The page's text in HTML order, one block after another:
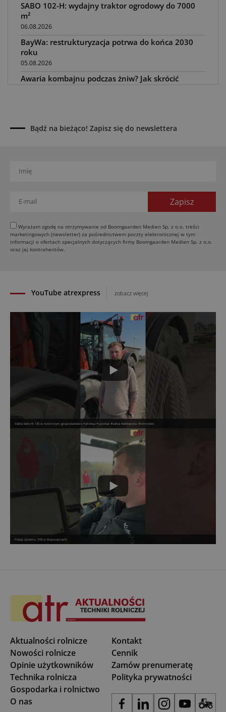
SABO 102-H: wydajny traktor ogrodowy do 7000
m²
06.08.2026
BayWa: restrukturyzacja potrwa do końca 2030
roku
05.08.2026
Awaria kombajnu podczas żniw? Jak skrócić
Fendt, Valtra i Massey Ferguson przy sprzedaży
maszyn rolniczych
bijakowe
Rzepak hybrydowy: sposób na wyższą rentowność
Europejski przemysł maszyn rolniczych w recesji
01.08.2026
Elektryczne maszyny terenowe: 3 kluczowe trendy
YouTube atrexpress zobacz więcej
Valtra Serie N 135 w rodzinnym gospodarstwie Państwa Pszonka! #valtra #atrexpress #rolnictwo
Pokaz systemu TIM w Braszowicach!
Bądź na bieżąco! Zapisz się do newslettera
Wyrażam zgodę na otrzymywanie od Boomgaarden Medien Sp. z o.o. treści
marketingowych (newsletter) za pośrednictwem poczty elektronicznej w tym
informacji o ofertach specjalnych dotyczących firmy Boomgaarden Medien Sp. z o.o.
oraz jej kontrahentów.
Aktualności rolnicze
Nowości rolnicze
Opinie użytkowników
Technika rolnicza
Gospodarka i rolnictwo
O nas
Kontakt
Cennik
Zamów prenumeratę
Polityka prywatności